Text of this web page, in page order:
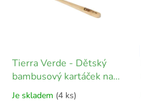
dTierra Verde - Dětský
bambusový kartáček na
zuby - soft mini
Je skladem (4 ks)